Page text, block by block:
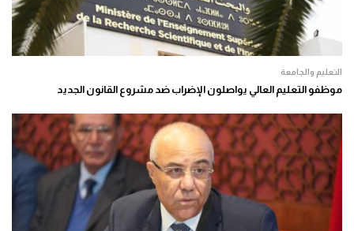
التعليم والجامعة
موظفو التعليم العالي يواصلون الإضراب ضد مشروع القانون الجديد